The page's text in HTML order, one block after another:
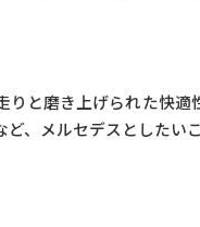
と磨き上げられた快適
、メルセデスとしたい